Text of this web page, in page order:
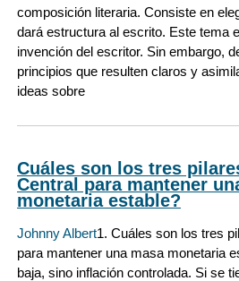
composición literaria. Consiste en
dará estructura al escrito. Este tema
invención del escritor. Sin embargo,
principios que resulten claros y
ideas sobre
Cuáles son los tres
Central para mantener
monetaria estable?
Johnny Albert1. Cuáles son los tres
para mantener una masa monetaria
baja, sino inflación controlada. Si se